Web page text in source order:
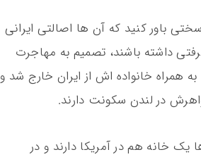
باور کنید که آن ها اصالتی ایرانی
داشته باشند، تصمیم به مهاجرت
همراه خانواده اش از ایران خارج شد و
در لندن سکونت دارند.
یک خانه هم در آمریکا دارند و در